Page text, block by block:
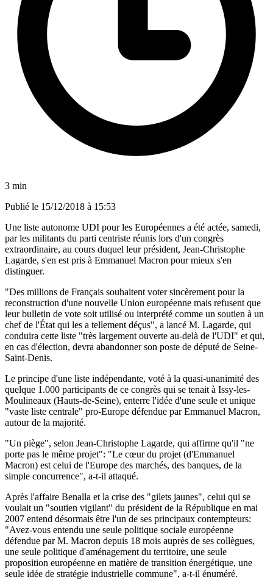
3 min
Publié le 15/12/2018 à 15:53
Une liste autonome UDI pour les Européennes a été actée, samedi,
par les militants du parti centriste réunis lors d'un congrès
extraordinaire, au cours duquel leur président, Jean-Christophe
Lagarde, s'en est pris à Emmanuel Macron pour mieux s'en
distinguer.
"Des millions de Français souhaitent voter sincèrement pour la
reconstruction d'une nouvelle Union européenne mais refusent que
leur bulletin de vote soit utilisé ou interprété comme un soutien à un
chef de l'État qui les a tellement déçus", a lancé M. Lagarde, qui
conduira cette liste "très largement ouverte au-delà de l'UDI" et qui,
en cas d'élection, devra abandonner son poste de député de Seine-
Saint-Denis.
Le principe d'une liste indépendante, voté à la quasi-unanimité des
quelque 1.000 participants de ce congrès qui se tenait à Issy-les-
Moulineaux (Hauts-de-Seine), enterre l'idée d'une seule et unique
"vaste liste centrale" pro-Europe défendue par Emmanuel Macron,
autour de la majorité.
"Un piège", selon Jean-Christophe Lagarde, qui affirme qu'il "ne
porte pas le même projet": "Le cœur du projet (d'Emmanuel
Macron) est celui de l'Europe des marchés, des banques, de la
simple concurrence", a-t-il attaqué.
Après l'affaire Benalla et la crise des "gilets jaunes", celui qui se
voulait un "soutien vigilant" du président de la République en mai
2007 entend désormais être l'un de ses principaux contempteurs:
"Avez-vous entendu une seule politique sociale européenne
défendue par M. Macron depuis 18 mois auprès de ses collègues,
une seule politique d'aménagement du territoire, une seule
proposition européenne en matière de transition énergétique, une
seule idée de stratégie industrielle commune", a-t-il énuméré.